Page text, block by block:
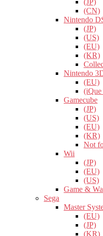
(JP)
(CN)
Nintendo
(JP)
(US)
(EU)
(KR)
Nintendo
(EU)
Gamecube
(JP)
(US)
(EU)
(KR)
Not
Wii
(JP)
(EU)
(US)
Game &
Sega
Master
(EU)
(JP)
(KR)